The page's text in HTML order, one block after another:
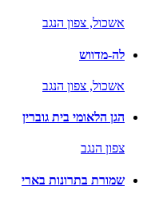
אשכול, צפון הנגב
לה-מדווש
אשכול, צפון הנגב
הגן הלאומי בית גוברין
צפון הנגב
שמורת בתרונות בארי